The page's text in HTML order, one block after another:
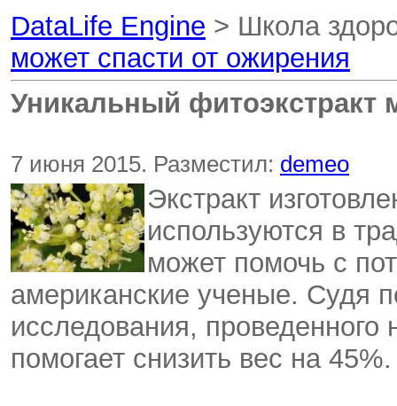
DataLife Engine > Школа
может спасти от ожирения
Уникальный фитоэкстракт
7 июня 2015. Разместил: demeo
Экстракт
используются в
может помочь с
американские ученые. Судя
исследования,
помогает снизить вес на 45%.